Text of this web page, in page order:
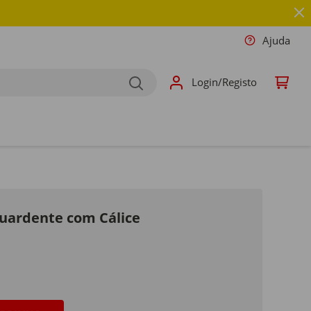
Ajuda
Login/Registo
com Cálice